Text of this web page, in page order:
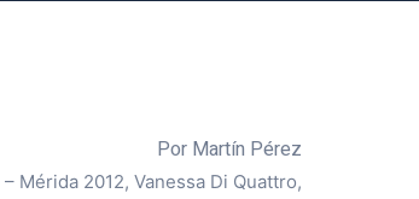
Por Martín Pérez
Mérida 2012, Vanessa Di Quattro,